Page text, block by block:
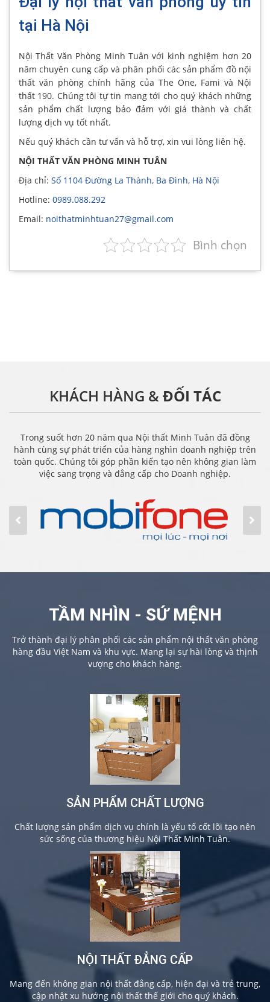
tại Hà Nội
Nội Thất Văn Phòng Minh Tuân với kinh nghiệm hơn 20
năm chuyên cung cấp và phân phối các sản phẩm đồ nội
thất văn phòng chính hãng của The One, Fami và Nội
thất 190. Chúng tôi tự tin mang tới cho quý khách những
sản phẩm chất lượng bảo đảm với giá thành và chất
lượng dịch vụ tốt nhất.
Nếu quý khách cần tư vấn và hỗ trợ, xin vui lòng liên hệ.
NỘI THẤT VĂN PHÒNG MINH TUÂN
Địa chỉ: Số 1104 Đường La Thành, Ba Đình, Hà Nội
Hotline: 0989.088.292
Email: noithatminhtuan27@gmail.com
Bình chọn
KHÁCH HÀNG &ĐỐI TÁC
Trong suốt hơn 20 năm qua Nội thất Minh Tuân đã đồng
hành cùng sự phát triển của hàng nghìn doanh nghiệp trên
toàn quốc. Chúng tôi góp phần kiến tạo nên không gian làm
việc sang trọng và đẳng cấp cho Doanh nghiệp.
TẦM NHÌN - SỨ MỆNH
Trở thành đại lý phân phối các sản phẩm nội thất văn phòng
hàng đầu Việt Nam và khu vực. Mang lại sự hài lòng và thịnh
vượng cho khách hàng.
SẢN PHẨM CHẤT LƯỢNG
Chất lượng sản phẩm dịch vụ chính là yếu tố cốt lõi tạo nên
sức sống của thương hiệu Nội Thất Minh Tuân.
NỘI THẤT ĐẲNG CẤP
Mang đến không gian nội thất đẳng cấp, hiện đại và trẻ trung,
cập nhật xu hướng nội thất thế giới cho quý khách.